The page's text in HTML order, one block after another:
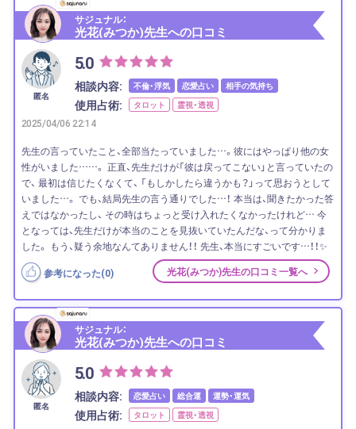
サジュナル：
光花(みつか)先生への口コミ
匿名
5.0
相談内容: 不倫・浮気 恋愛占い 相手の気持ち
使用占術: タロット 霊視・透視
2025/04/06 22:14
先生の言っていたこと、全部当たっていました…。彼にはやっぱり他の女
性がいました……。 正直、先生だけが「彼は戻ってこない」と言っていたの
で、 最初は信じたくなくて、 「もしかしたら違うかも？」って思おうとして
いました…。 でも、結局先生の言う通りでした…！ 本当は、聞きたかった答
えではなかったし、 その時はちょっと受け入れたくなかったけれど… 今
となっては、先生だけが本当のことを見抜いていたんだな、って分かりま
した。 もう、疑う余地なんてありません！！ 先生、本当にすごいです…！！✨
参考になった(0) 光花(みつか)先生の口コミ一覧へ
サジュナル：
光花(みつか)先生への口コミ
匿名
5.0
相談内容: 恋愛占い 総合運 運勢・運気
使用占術: タロット 霊視・透視